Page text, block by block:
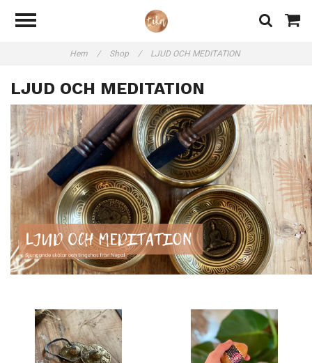
Hem / Shop / LJUD OCH MEDITATION
LJUD OCH MEDITATION